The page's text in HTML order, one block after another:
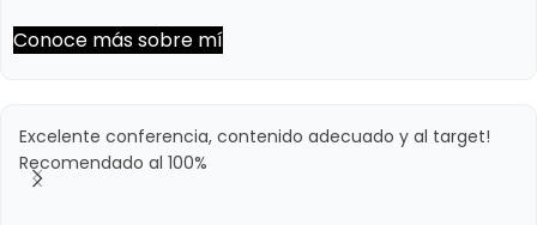
– Creador de vallasvenezuela.com, mi apuesta para
dinamizar el mercado de la publicidad exterior.
Conoce más sobre mí
Excelente conferencia, contenido adecuado y al target!
Recomendado al 100%